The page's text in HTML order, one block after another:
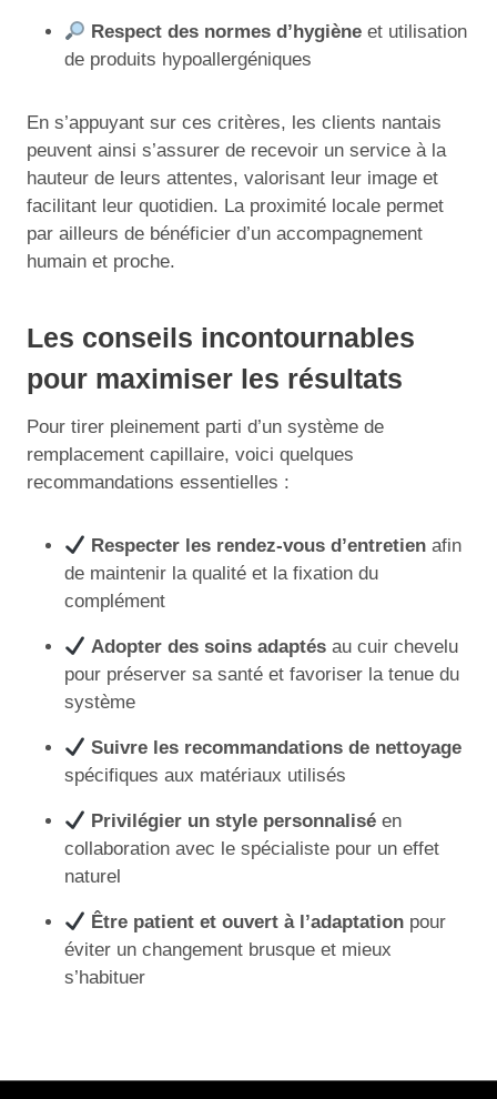
Respect des normes d’hygiène et utilisation
de produits hypoallergéniques
En s’appuyant sur ces critères, les clients nantais
peuvent ainsi s’assurer de recevoir un service à la
hauteur de leurs attentes, valorisant leur image et
facilitant leur quotidien. La proximité locale permet
par ailleurs de bénéficier d’un accompagnement
humain et proche.
Les conseils incontournables
pour maximiser les résultats
Pour tirer pleinement parti d’un système de
remplacement capillaire, voici quelques
recommandations essentielles :
Respecter les rendez-vous d’entretien afin
de maintenir la qualité et la fixation du
complément
Adopter des soins adaptés au cuir chevelu
pour préserver sa santé et favoriser la tenue du
système
Suivre les recommandations de nettoyage
spécifiques aux matériaux utilisés
Privilégier un style personnalisé en
collaboration avec le spécialiste pour un effet
naturel
Être patient et ouvert à l’adaptation pour
éviter un changement brusque et mieux
s’habituer